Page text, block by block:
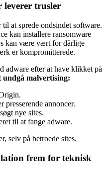
leverer trusler
at sprede ondsindet software.
kan installere ransomware
kan være vært for dårlige
er kompromitterede.
adware efter at have klikket på
undgå malvertising:
annoncer.
nye sites.
til at fange adware.
selv på betroede sites.
frem for teknisk